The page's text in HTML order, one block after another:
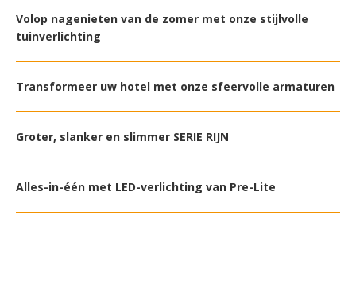
Volop nagenieten van de zomer met onze stijlvolle
tuinverlichting
Transformeer uw hotel met onze sfeervolle armaturen
Groter, slanker en slimmer SERIE RIJN
Alles-in-één met LED-verlichting van Pre-Lite